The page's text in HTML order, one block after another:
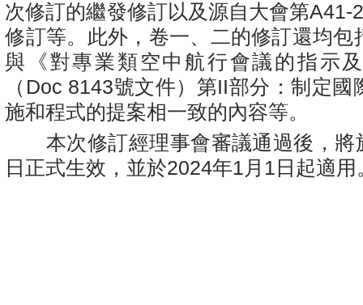
次修訂的繼發修訂以及源自大會第A41-
修訂等。此外，卷一、二的修訂還均包
與《對專業類空中航行會議的指示
（ Doc 8143號文件）第II部分：制定國
施和程式的提案相一致的內容等。
本次修訂經理事會審議通過後，將
日正式生效，並於2024年1 月 1 日起適用